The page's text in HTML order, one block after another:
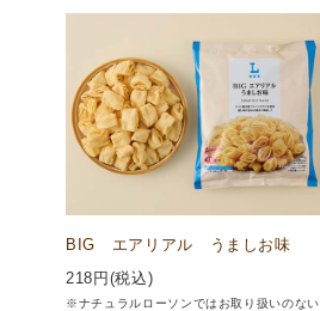
BIG エアリアル うましお味
218 円(税込)
※ナチュラルローソンではお取り扱いのない